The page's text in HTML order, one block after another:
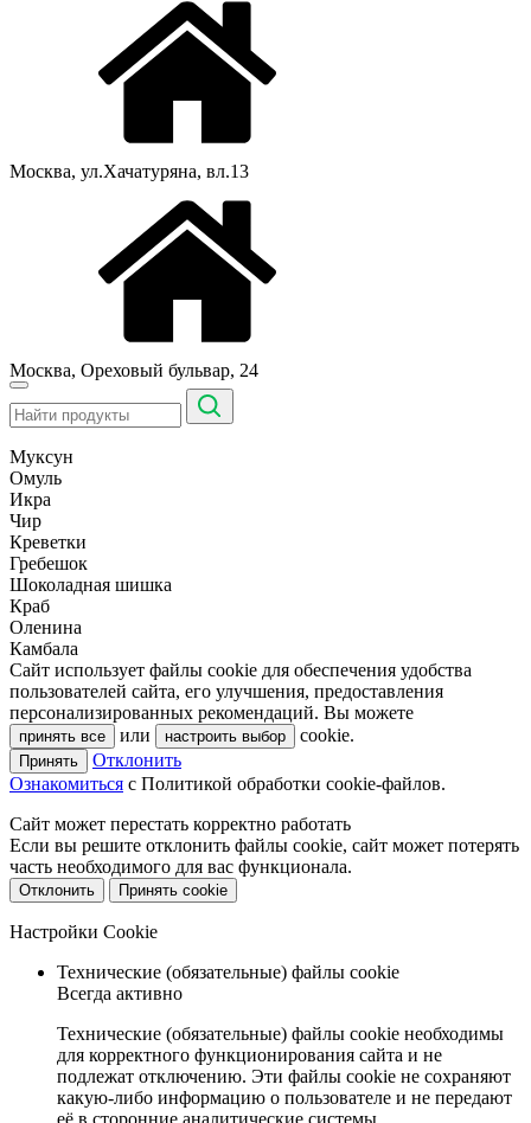
Москва, ул.Хачатуряна, вл.13
Москва, Ореховый бульвар, 24
Муксун
Омуль
Икра
Чир
Креветки
Гребешок
Шоколадная шишка
Краб
Оленина
Камбала
Сайт использует файлы cookie для обеспечения удобства
пользователей сайта, его улучшения, предоставления
персонализированных рекомендаций. Вы можете
принять все или настроить выбор cookie.
Принять
Отклонить
Ознакомиться c Политикой обработки cookie-файлов.
Сайт может перестать корректно работать
Если вы решите отклонить файлы cookie, сайт может потерять
часть необходимого для вас функционала.
Отклонить Принять cookie
Настройки Cookie
Технические (обязательные) файлы cookie
Всегда активно
Технические (обязательные) файлы cookie необходимы
для корректного функционирования сайта и не
подлежат отключению. Эти файлы cookie не сохраняют
какую-либо информацию о пользователе и не передают
её в сторонние аналитические системы.